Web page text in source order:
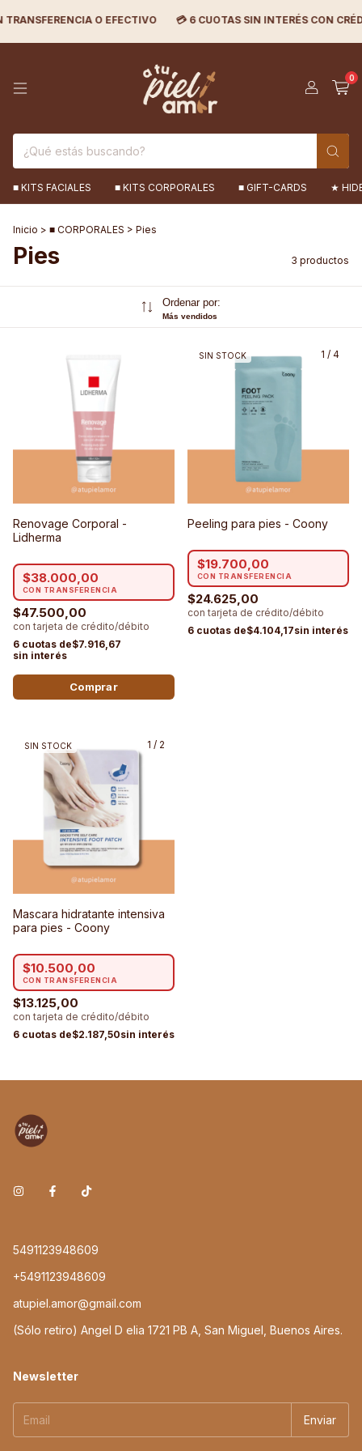
O EFECTIVO 💳 6 CUOTAS SIN INTERÉS CON
0
■ KITS FACIALES ■ KITS CORPORALES ■ GIFT-CARDS ★
Inicio > ■ CORPORALES > Pies
Pies 3 productos
Ordenar por:
Más vendidos
Renovage Corporal -
Lidherma
$47.500,00
$7.916,67
$38.000,00
1 / 4
SIN STOCK
Peeling para pies - Coony
$24.625,00
$4.104,17
$19.700,00
1 / 2
SIN STOCK
Mascara hidratante intensiva
para pies - Coony
$13.125,00
$2.187,50
$10.500,00
5491123948609
+5491123948609
atupiel.amor@gmail.com
(Sólo retiro) Angel D elia 1721 PB A, San Miguel, Buenos Aires.
Newsletter